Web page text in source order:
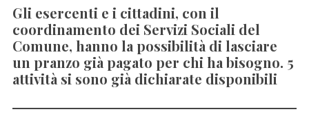
Gli esercenti e i cittadini, con il
coordinamento dei Servizi Sociali del
Comune, hanno la possibilità di lasciare
un pranzo già pagato per chi ha bisogno. 5
attività si sono già dichiarate disponibili